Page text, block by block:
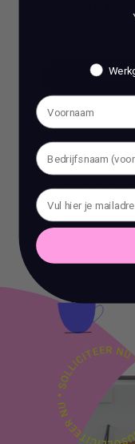
Het is verboden
toestemming content
te reproduceren of